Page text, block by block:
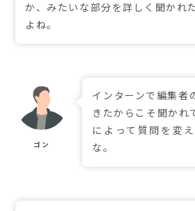
か、みたいな部分を詳しく聞かれ
よね。
インターンで編集者
きたからこそ聞かれ
によって質問を変
な。